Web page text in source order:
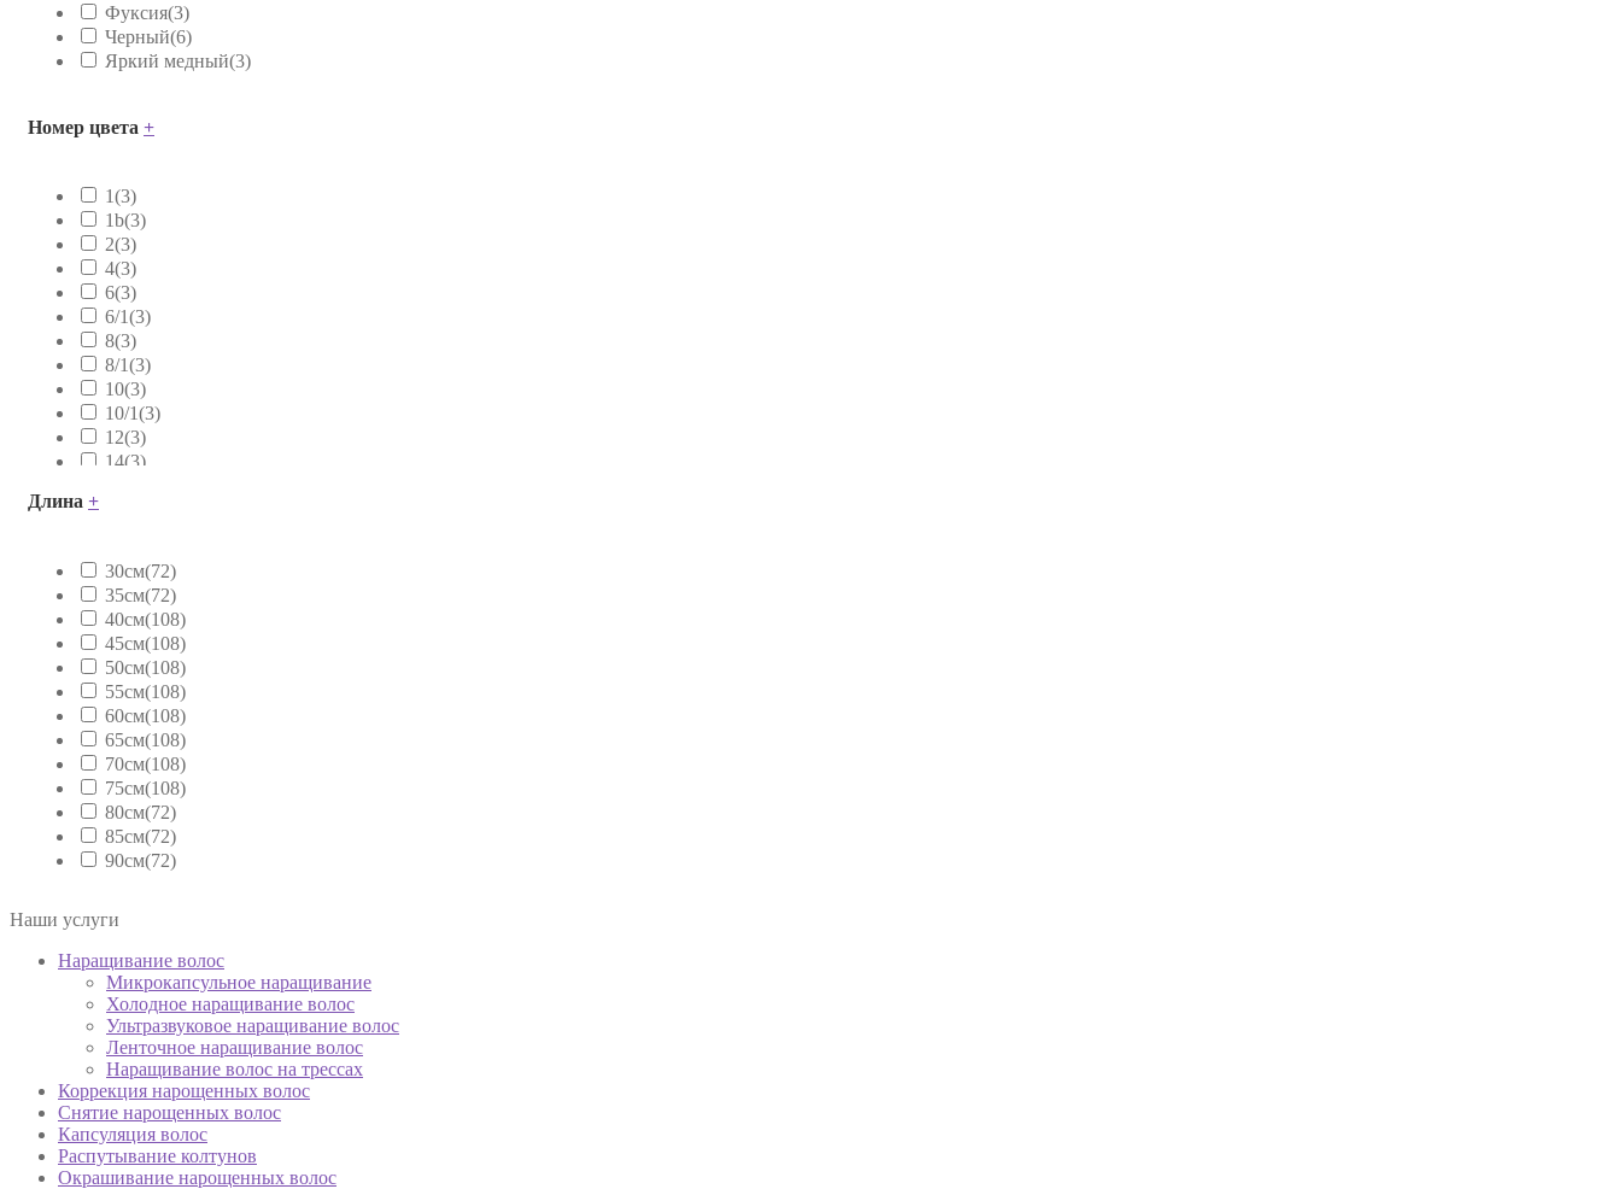
Фуксия(3)
Черный(6)
Яркий медный(3)
Номер цвета +
1(3)
1b(3)
2(3)
4(3)
6(3)
6/1(3)
8(3)
8/1(3)
10(3)
10/1(3)
12(3)
14(3)
26(3)
28(3)
38(3)
585(3)
999(3)
.007(3)
1/26(3)
1/6(3)
10.1/007(3)
10.1/24(3)
10.1/26(0)
4/14(3)
4/999(3)
6.1/999
6/6.1(3)
8/24(3)
Красный(3)
Медный(0)
Синий(3)
Фуксия(3)
Длина +
30см(72)
35см(72)
40см(108)
45см(108)
50см(108)
55см(108)
60см(108)
65см(108)
70см(108)
75см(108)
80см(72)
85см(72)
90см(72)
Наши услуги
Наращивание волос
Микрокапсульное наращивание
Холодное наращивание волос
Ультразвуковое наращивание волос
Ленточное наращивание волос
Наращивание волос на трессах
Коррекция нарощенных волос
Снятие нарощенных волос
Капсуляция волос
Распутывание колтунов
Окрашивание нарощенных волос